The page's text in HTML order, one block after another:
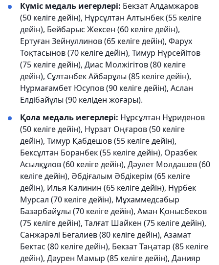
Күміс медаль иегерлері: Бекзат Алдамжаров
(50 келіге дейін), Нұрсұлтан Алтынбек (55 келіге
дейін), Бейбарыс Жексен (60 келіге дейін),
Ертуған Зейнуллинов (65 келіге дейін), Фарух
Тоқтасынов (70 келіге дейін), Тимур Нұрсейітов
(75 келіге дейін), Диас Молжігітов (80 келіге
дейін), Сұлтанбек Айбарұлы (85 келіге дейін),
Нұрмағамбет Юсупов (90 келіге дейін), Аслан
Елдібайұлы (90 келіден жоғары).
Қола медаль иегерлері: Нұрсұлтан Нұриденов
(50 келіге дейін), Нұрзат Оңғаров (50 келіге
дейін), Тимур Қабдешов (55 келіге дейін),
Бексұлтан Боранбек (55 келіге дейін), Оразбек
Асылқұлов (60 келіге дейін), Дәулет Молдашев (60
келіге дейін), Әбдіғалым Әбдікерім (65 келіге
дейін), Илья Калинин (65 келіге дейін), Нұрбек
Мурсал (70 келіге дейін), Мұхаммедсабыр
Базарбайұлы (70 келіге дейін), Аман Қонысбеков
(75 келіге дейін), Талғат Шайкен (75 келіге дейін),
Санжарәлі Бегалиев (80 келіге дейін), Азамат
Бектас (80 келіге дейін), Бекзат Таңатар (85 келіге
дейін), Дәурен Мамыр (85 келіге дейін), Данияр